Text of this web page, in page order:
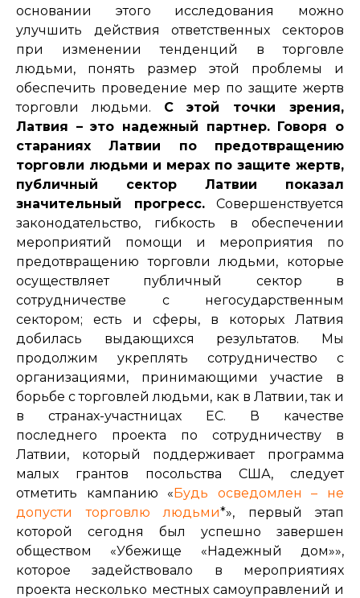
основании этого исследования можно
улучшить действия ответственных секторов
при изменении тенденций в торговле
людьми, понять размер этой проблемы и
обеспечить проведение мер по защите жертв
торговли людьми. С этой точки зрения,
Латвия – это надежный партнер. Говоря о
стараниях Латвии по предотвращению
торговли людьми и мерах по защите жертв,
публичный сектор Латвии показал
значительный прогресс.Совершенствуется
законодательство, гибкость в обеспечении
мероприятий помощи и мероприятия по
предотвращению торговли людьми, которые
осуществляет публичный сектор в
сотрудничестве с негосударственным
сектором; есть и сферы, в которых Латвия
добилась выдающихся результатов. Мы
продолжим укреплять сотрудничество с
организациями, принимающими участие в
борьбе с торговлей людьми, как в Латвии, так и
в странах-участницах ЕС. В качестве
последнего проекта по сотрудничеству в
Латвии, который поддерживает программа
малых грантов посольства США, следует
отметить кампанию «Будь осведомлен – не
допусти торговлю людьми*», первый этап
которой сегодня был успешно завершен
обществом «Убежище «Надежный дом»»,
которое задействовало в мероприятиях
проекта несколько местных самоуправлений и